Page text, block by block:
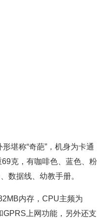
堪称“奇葩”，机身为卡通
克，有咖啡色、蓝色、粉
数据线、幼教手册。
内存，CPU主频为
上网功能，另外还支